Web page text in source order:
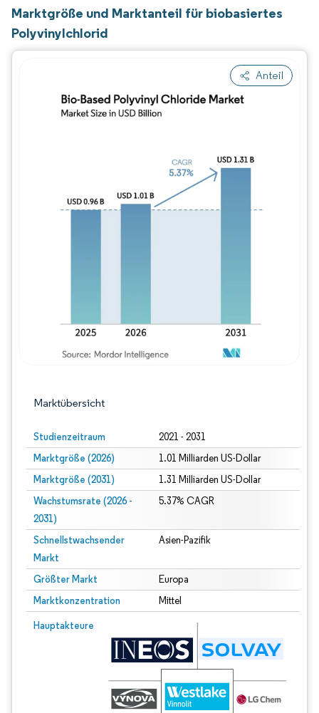
Marktgröße und Marktanteil für biobasiertes
Polyvinylchlorid
Anteil
Marktübersicht
Studienzeitraum 2021 - 2031
Marktgröße (2026) 1.01 Milliarden US-Dollar
Marktgröße (2031) 1.31 Milliarden US-Dollar
Wachstumsrate (2026 -
2031)
5.37% CAGR
Schnellstwachsender
Markt
Asien-Pazifik
Größter Markt Europa
Marktkonzentration Mittel
Hauptakteure
Bild © Mordor Intelligence. Wiederverwendung erfordert Namensnennung